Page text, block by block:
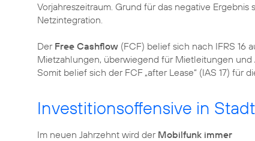
Vorjahreszeitraum. Grund für das negative
Netzintegration.
Der Free Cashflow (FCF) belief sich nach IFRS 16
Mietzahlungen, überwiegend für Mietleitungen
Somit belief sich der FCF „after Lease“ (IAS 17) für
Investitionsoffensive in
Im neuen Jahrzehnt wird der Mobilfunk immer